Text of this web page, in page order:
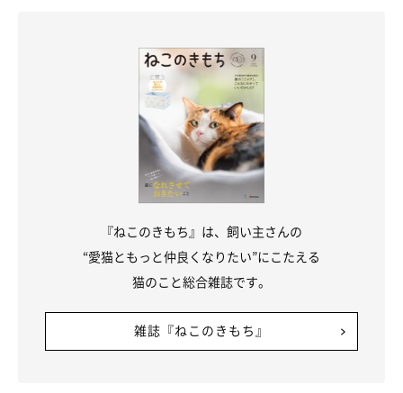
「湯たんぽがあるにもかかわらず愛猫に抱きついて眠るとき」に
近い気持ち！
猫同士が距離を縮めること自体、好意がないと成立しません。つ
す。どんな温かさよりも“猫肌”を求めてしまうほど同居猫が好き
なのでしょう。毛づくろいは親猫が子猫を落ち着かせるときにす
『ねこのきもち』は、飼い主さんの
“愛猫ともっと仲良くなりたい”にこたえる
猫のこと総合雑誌です。
雑誌『ねこのきもち』